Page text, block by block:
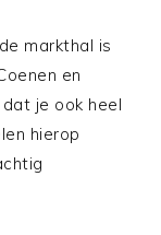
markthal is
en
dat je ook heel
hierop